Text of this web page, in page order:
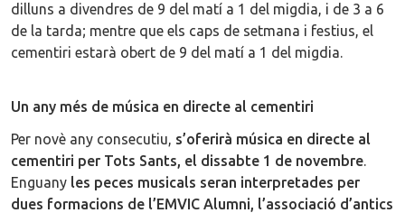
dilluns a divendres de 9 del matí a 1 del migdia, i de 3 a 6
de la tarda; mentre que els caps de setmana i festius, el
cementiri estarà obert de 9 del matí a 1 del migdia.
Un any més de música en directe al cementiri
Per novè any consecutiu, s’oferirà música en directe al
cementiri per Tots Sants, el dissabte 1 de novembre.
Enguany les peces musicals seran interpretades per
dues formacions de l’EMVIC Alumni, l’associació d’antics